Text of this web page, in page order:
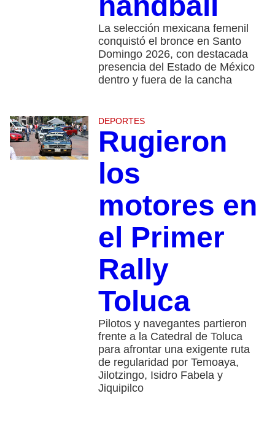
La selección mexicana femenil
conquistó el bronce en Santo
Domingo 2026, con destacada
presencia del Estado de México
dentro y fuera de la cancha
DEPORTES
Rugieron
los
motores en
el Primer
Rally
Toluca
Pilotos y navegantes partieron
frente a la Catedral de Toluca
para afrontar una exigente ruta
de regularidad por Temoaya,
Jilotzingo, Isidro Fabela y
Jiquipilco